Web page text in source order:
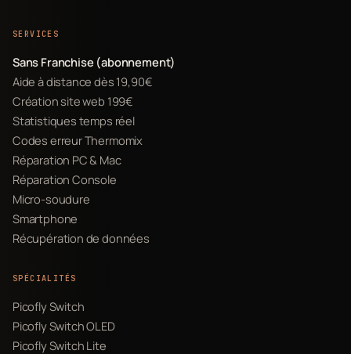
SERVICES
Sans Franchise (abonnement)
Aide à distance dès 19,90€
Création site web 199€
Statistiques temps réel
Codes erreur Thermomix
Réparation PC & Mac
Réparation Console
Micro-soudure
Smartphone
Récupération de données
SPÉCIALITÉS
Picofly Switch
Picofly Switch OLED
Picofly Switch Lite